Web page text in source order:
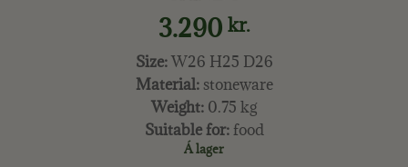
3.290 kr.
Size:W26 H25 D26
Material:stoneware
Weight: 0.75 kg
Suitable for:food
Á lager